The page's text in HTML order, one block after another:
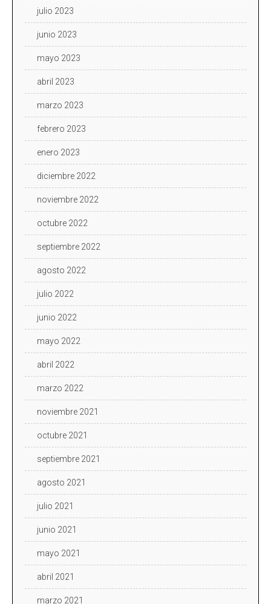
julio 2023
junio 2023
mayo 2023
abril 2023
marzo 2023
febrero 2023
enero 2023
diciembre 2022
noviembre 2022
octubre 2022
septiembre 2022
agosto 2022
julio 2022
junio 2022
mayo 2022
abril 2022
marzo 2022
noviembre 2021
octubre 2021
septiembre 2021
agosto 2021
julio 2021
junio 2021
mayo 2021
abril 2021
marzo 2021